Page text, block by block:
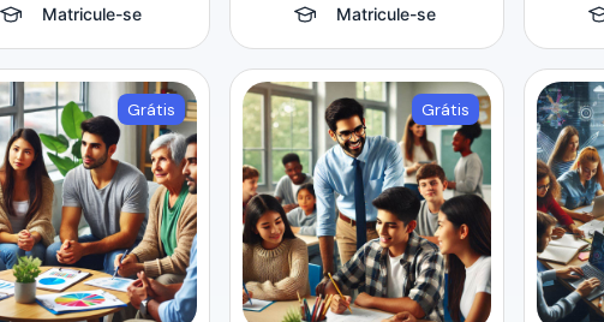
Matricule-se Matricule-se
Grátis Grátis